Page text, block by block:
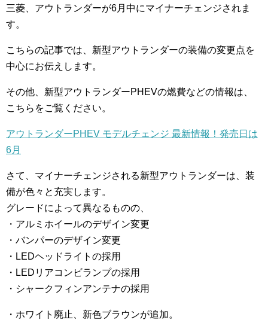
三菱、アウトランダーが6月中にマイナーチェンジされま
す。
こちらの記事では、新型アウトランダーの装備の変更点を
中心にお伝えします。
その他、新型アウトランダーPHEVの燃費などの情報は、
こちらをご覧ください。
アウトランダーPHEV モデルチェンジ 最新情報！発売日は
6月
さて、マイナーチェンジされる新型アウトランダーは、装
備が色々と充実します。
グレードによって異なるものの、
・アルミホイールのデザイン変更
・バンパーのデザイン変更
・LEDヘッドライトの採用
・LEDリアコンビランプの採用
・シャークフィンアンテナの採用
・ホワイト廃止、新色ブラウンが追加。